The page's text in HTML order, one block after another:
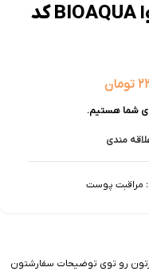
کرم ویتامین سی بیوآکوا BIOAQUA کد
تومان
شما هستیم.
مندی
مراقبت پوست
رو توی توضیحات سفارشتون